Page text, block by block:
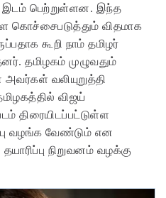
இடம் பெற்றுள்ளன. இந்த
கொச்சைபடுத்தும் விதமாக
கூறி நாம் தமிழர்
தமிழகம் முழுவதும்
வலியுறுத்தி
விஜய்
திரையிடப்பட்டுள்ள
வழங்க வேண்டும் என
நிறுவனம் வழக்கு